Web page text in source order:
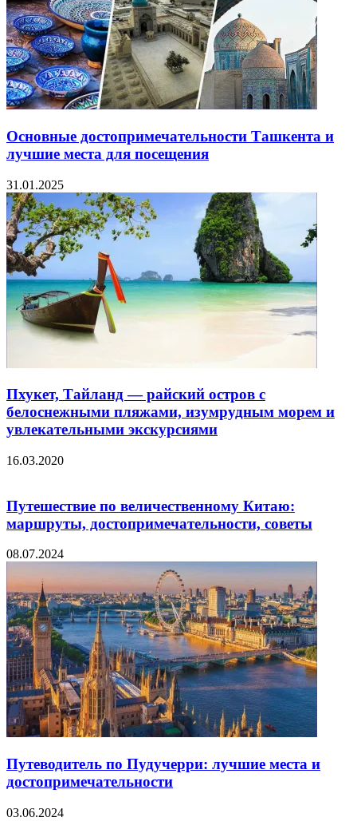
Основные достопримечательности Ташкента и
лучшие места для посещения
31.01.2025
Пхукет, Тайланд — райский остров с
белоснежными пляжами, изумрудным морем и
увлекательными экскурсиями
16.03.2020
Путешествие по величественному Китаю:
маршруты, достопримечательности, советы
08.07.2024
Путеводитель по Пудучерри: лучшие места и
достопримечательности
03.06.2024